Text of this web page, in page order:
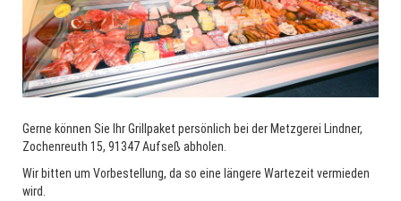
Gerne können Sie Ihr Grillpaket persönlich bei der Metzgerei Lindner,
Zochenreuth 15, 91347 Aufseß abholen.
Wir bitten um Vorbestellung, da so eine längere Wartezeit vermieden
wird.